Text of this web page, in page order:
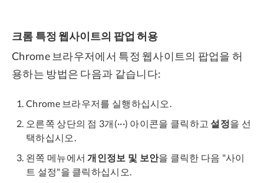
크롬 특정 웹사이트의 팝업 허용
Chrome 브라우저에서 특정 웹사이트의 팝업을 허
용하는 방법은 다음과 같습니다:
Chrome 브라우저를 실행하십시오.
오른쪽 상단의 점 3개(···) 아이콘을 클릭하고설정을 선
택하십시오.
왼쪽 메뉴에서개인정보 및 보안을 클릭한 다음 "사이
트 설정"을 클릭하십시오.